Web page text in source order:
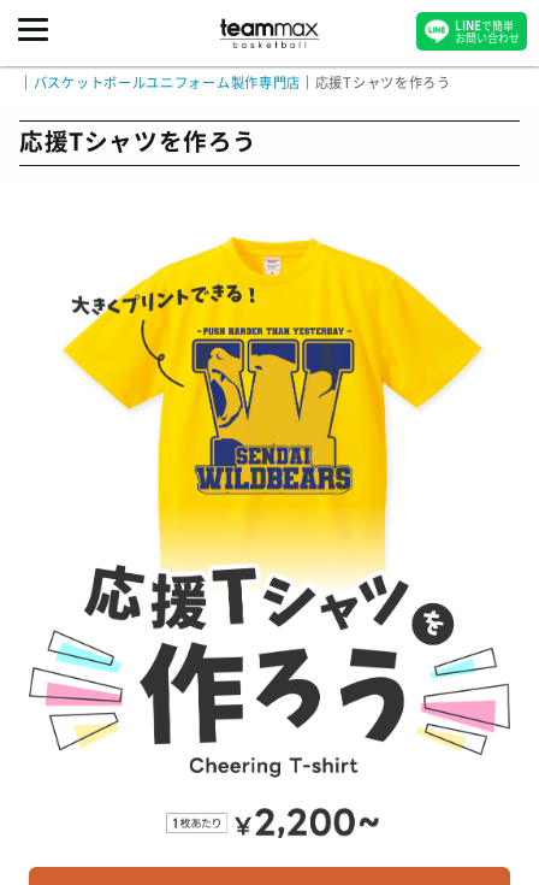
バスケットボールユニフォーム製作専門店 応援Tシャツを作ろう
応援Tシャツを作ろう
LINEで簡単
お問い合わせ